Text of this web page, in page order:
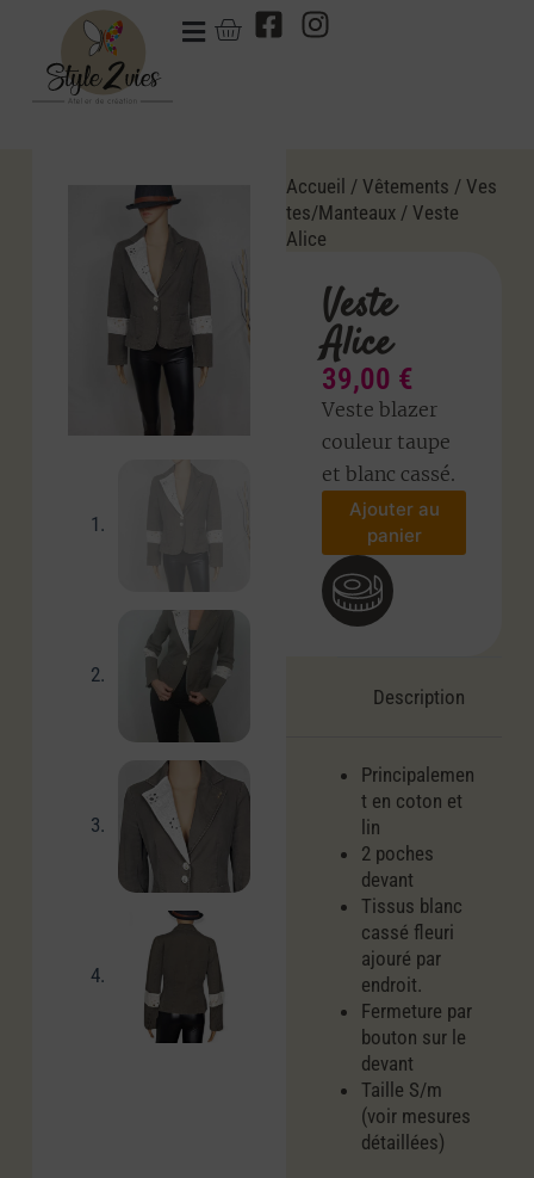
Accueil /Vêtements /Ves
tes/Manteaux / Veste
Alice
Veste
Alice
39,00 €
Veste blazer
couleur taupe
et blanc cassé.
Ajouter au
panier
Description
Principalemen
t en coton et
lin
2 poches
devant
Tissus blanc
cassé fleuri
ajouré par
endroit.
Fermeture par
bouton sur le
devant
Taille S/m
(voir mesures
détaillées)